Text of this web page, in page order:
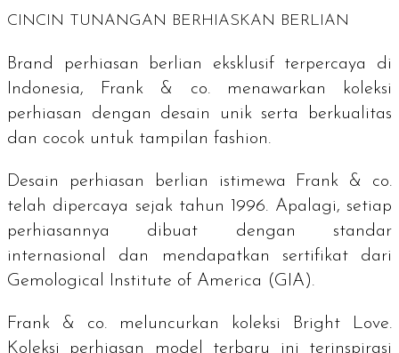
CINCIN TUNANGAN BERHIASKAN BERLIAN
Brand
perhiasan berlian eksklusif terpercaya di
Indonesia, Frank & co. menawarkan koleksi
perhiasan dengan desain unik serta berkualitas
dan cocok untuk tampilan fashion.
Desain perhiasan berlian istimewa Frank & co.
telah dipercaya sejak tahun 1996. Apalagi, setiap
perhiasannya dibuat dengan standar
internasional dan mendapatkan sertifikat dari
Gemological Institute of America (GIA).
Frank & co. meluncurkan koleksi Bright Love.
Koleksi perhiasan model terbaru ini terinspirasi